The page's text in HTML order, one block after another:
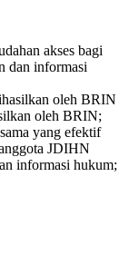
akses bagi
dan informasi
oleh BRIN
oleh BRIN;
yang efektif
JDIHN
informasi hukum;